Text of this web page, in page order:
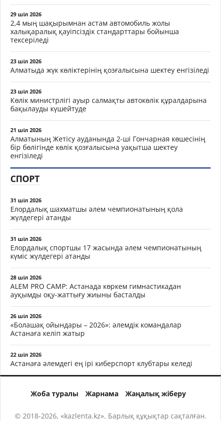
29 шіл 2026
2,4 мың шақырымнан астам автомобиль жолы
халықаралық қауіпсіздік стандарттары бойынша
тексеріледі
23 шіл 2026
Алматыда жүк көліктерінің қозғалысына шектеу енгізіледі
23 шіл 2026
Көлік министрлігі ауыр салмақты автокөлік құралдарына
бақылауды күшейтуде
21 шіл 2026
Алматының Жетісу ауданында 2-ші Гончарная көшесінің
бір бөлігінде көлік қозғалысына уақытша шектеу
енгізіледі
СПОРТ
31 шіл 2026
Елордалық шахматшы әлем чемпионатының қола
жүлдегері атанды
31 шіл 2026
Елордалық спортшы 17 жасында әлем чемпионатының
күміс жүлдегері атанды
28 шіл 2026
ALEM PRO CAMP: Астанада көркем гимнастикадан
ауқымды оқу-жаттығу жиыны басталды
26 шіл 2026
«Болашақ ойындары – 2026»: әлемдік командалар
Астанаға келіп жатыр
22 шіл 2026
Астанаға әлемдегі ең ірі киберспорт клубтары келеді
Жоба туралы Жарнама Жаңалық жіберу
© 2018-2026, «kazlenta.kz». Барлық құқықтар сақталған.